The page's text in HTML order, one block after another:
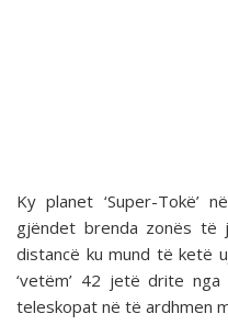
Ky planet ‘Super-Tokë’
gjëndet brenda zonës
distancë ku mund të ketë
‘vetëm’ 42 jetë drite nga
teleskopat në të ardhmen